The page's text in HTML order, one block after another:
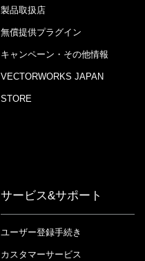
製品取扱店
無償提供プラグイン
キャンペーン・その他情報
VECTORWORKS JAPAN
STORE
サービス&サポート
ユーザー登録手続き
カスタマーサービス